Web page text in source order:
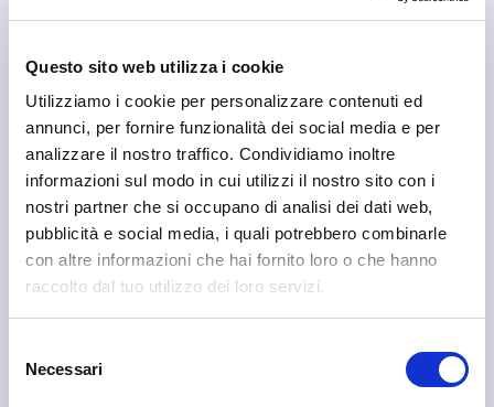
Questo sito web utilizza i cookie
Utilizziamo i cookie per personalizzare contenuti ed
annunci, per fornire funzionalità dei social media e per
analizzare il nostro traffico. Condividiamo inoltre
informazioni sul modo in cui utilizzi il nostro sito con i
nostri partner che si occupano di analisi dei dati web,
pubblicità e social media, i quali potrebbero combinarle
con altre informazioni che hai fornito loro o che hanno
raccolto dal tuo utilizzo dei loro servizi.
delNecessari